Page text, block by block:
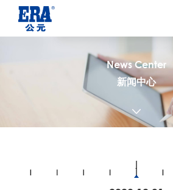
News Center
新闻中心
